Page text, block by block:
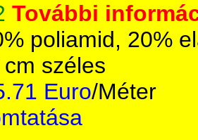
További
poliamid, 20%
cm széles
Euro/Méter